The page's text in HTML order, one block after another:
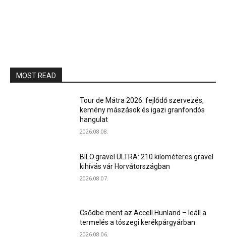
MOST READ
Tour de Mátra 2026: fejlődő szervezés,
kemény mászások és igazi granfondós
hangulat
2026.08.08.
BILO.gravel ULTRA: 210 kilométeres gravel
kihívás vár Horvátországban
2026.08.07.
Csődbe ment az Accell Hunland – leáll a
termelés a tószegi kerékpárgyárban
2026.08.06.